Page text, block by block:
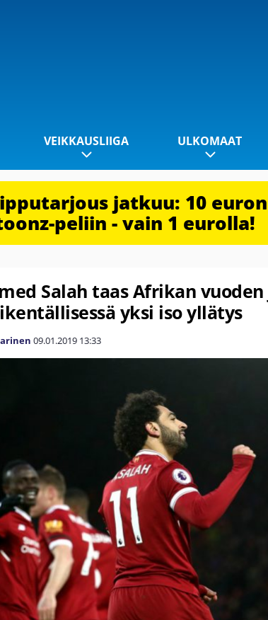
VEIKKAUSLIIGA ULKOMAAT
jatkuu: 10
peliin - vain 1 eurolla!
Salah taas Afrikan
yksi iso yllätys
09.01.2019 13:33